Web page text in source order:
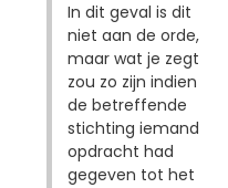
In dit geval is dit
niet aan de orde,
maar wat je zegt
zou zo zijn indien
de betreffende
stichting iemand
opdracht had
gegeven tot het